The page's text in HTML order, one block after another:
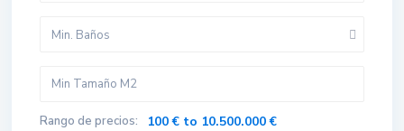
Min. Baños
Rango de precios: 100 € to 10.500.000 €